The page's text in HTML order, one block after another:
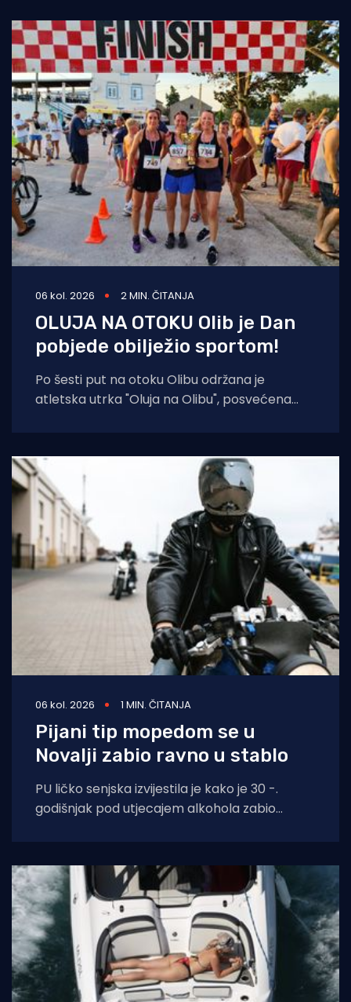
06 kol. 2026 2 MIN. ČITANJA
OLUJA NA OTOKU Olib je Dan
pobjede obilježio sportom!
Po šesti put na otoku Olibu održana je
atletska utrka "Oluja na Olibu", posvećena
06 kol. 2026 1 MIN. ČITANJA
Pijani tip mopedom se u
Novalji zabio ravno u stablo
PU ličko senjska izvijestila je kako je 30 -.
godišnjak pod utjecajem alkohola zabio